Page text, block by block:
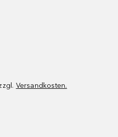
Versandkosten.